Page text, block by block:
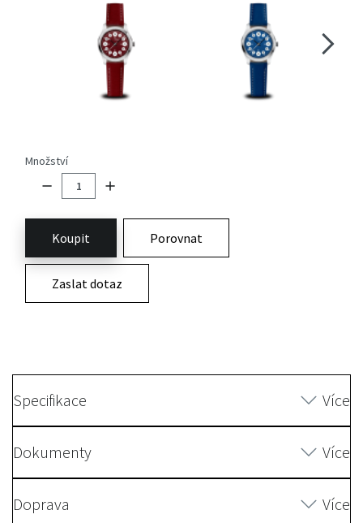
Množství
Koupit Porovnat
Zaslat dotaz
Specifikace Více
Dokumenty Více
Doprava Více